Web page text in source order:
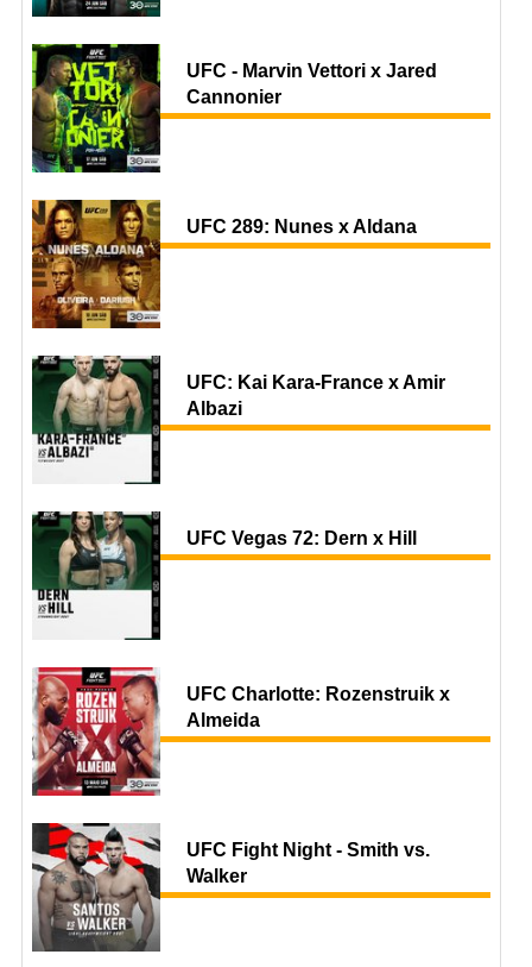
UFC - Marvin Vettori x Jared
Cannonier
UFC 289: Nunes x Aldana
UFC: Kai Kara-France x Amir
Albazi
UFC Vegas 72: Dern x Hill
UFC Charlotte: Rozenstruik x
Almeida
UFC Fight Night - Smith vs.
Walker